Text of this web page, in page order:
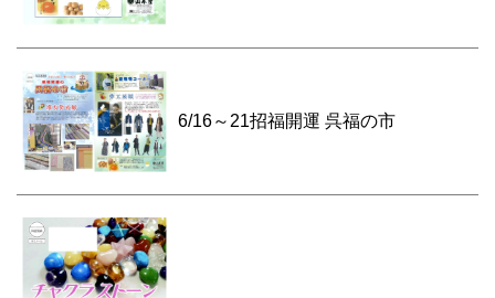
6/16～21招福開運 呉福の市